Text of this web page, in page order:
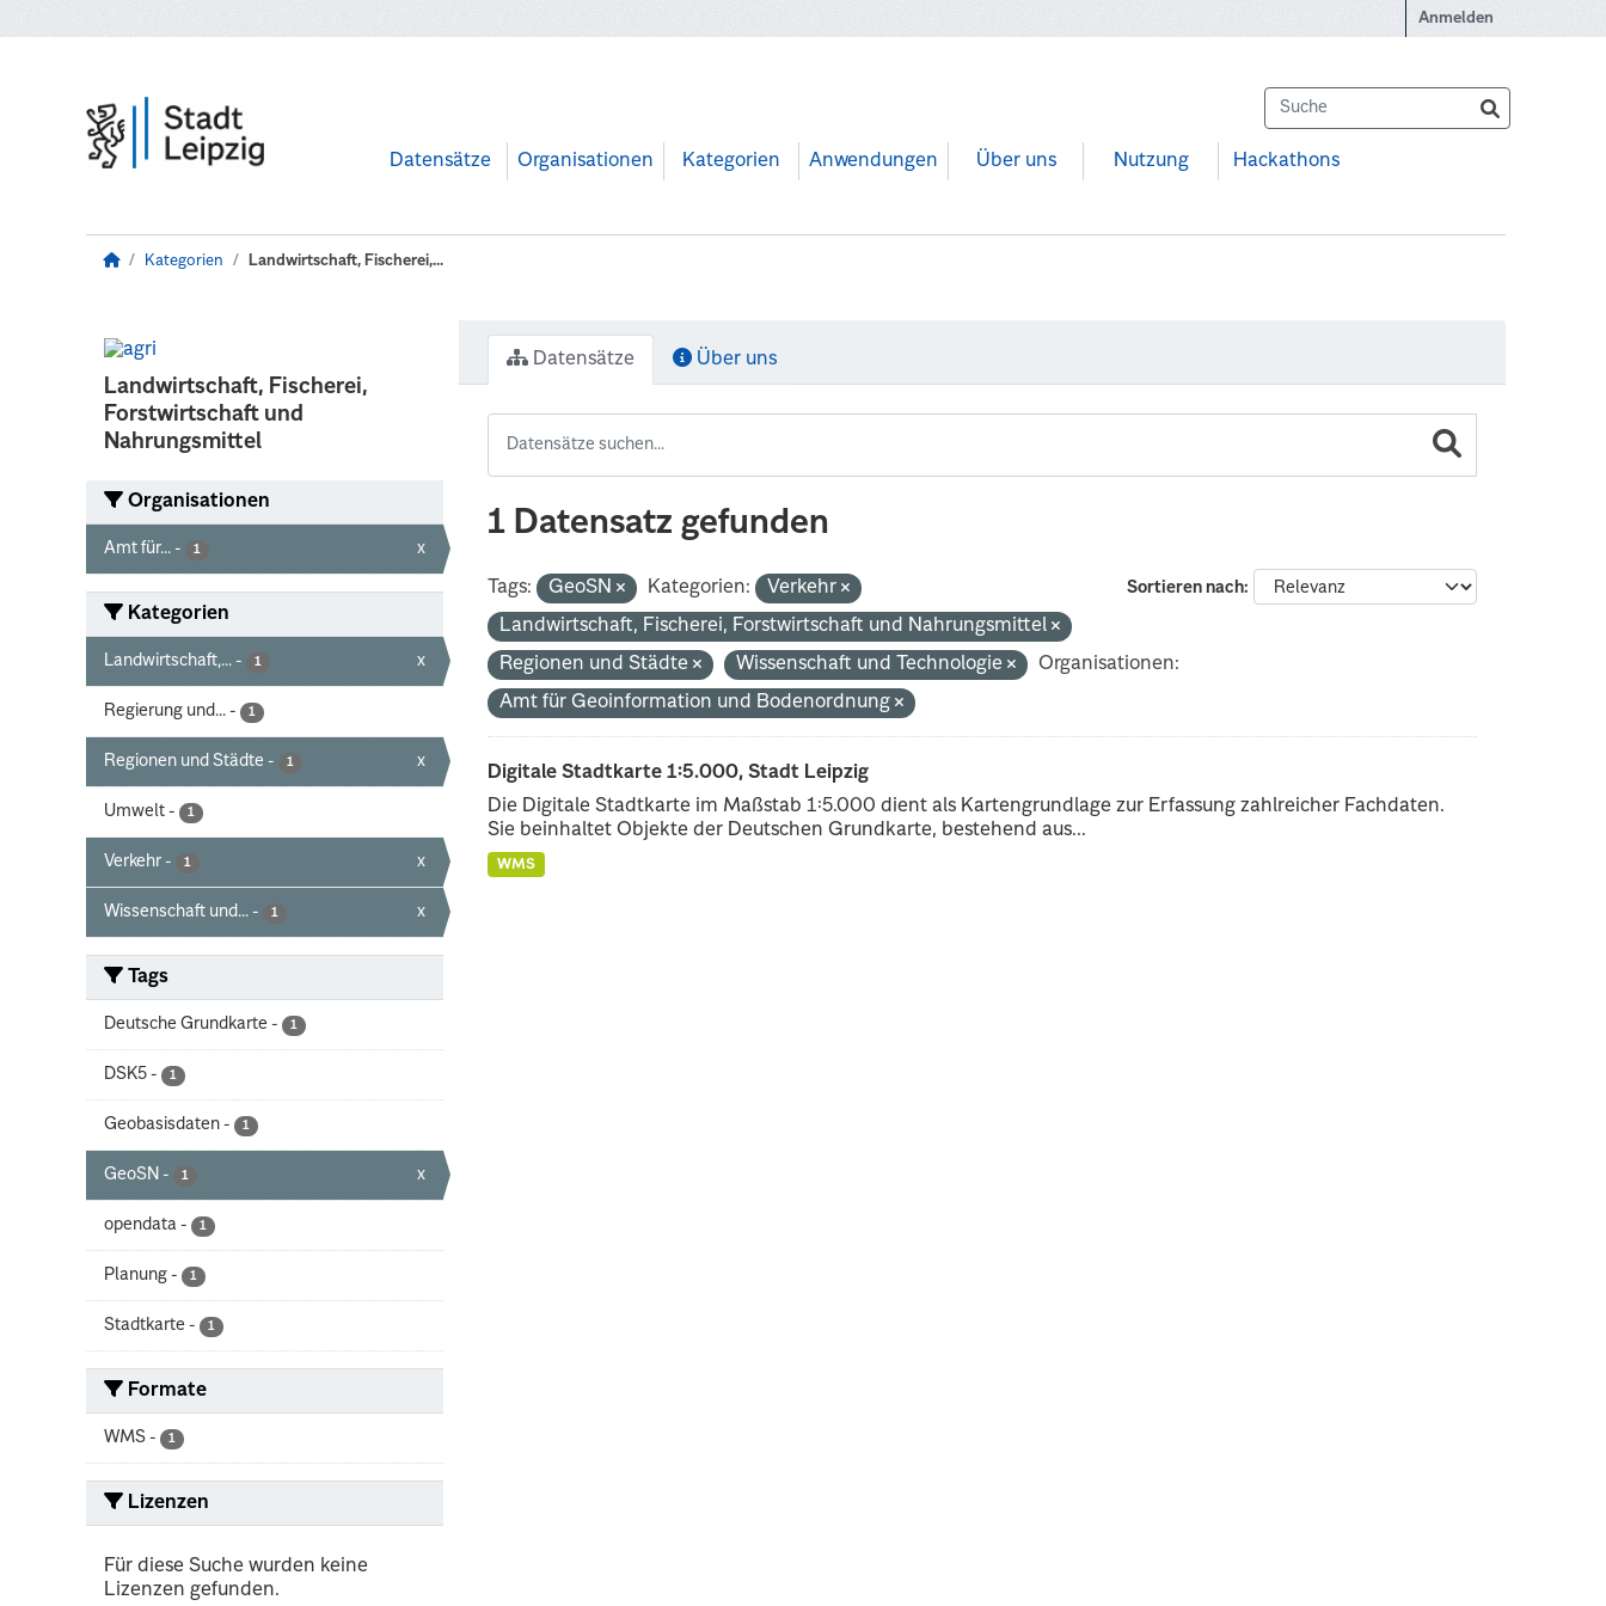
Anmelden
Datensätze Organisationen Kategorien Anwendungen Über uns Nutzung Hackathons
Kategorien Landwirtschaft, Fischerei,...
Landwirtschaft, Fischerei,
Forstwirtschaft und
Nahrungsmittel
Organisationen
Amt für... - 1 x
Kategorien
Landwirtschaft,... - 1 x
Regierung und... - 1
Regionen und Städte - 1 x
Umwelt - 1
Verkehr - 1 x
Wissenschaft und... - 1 x
Tags
Deutsche Grundkarte - 1
DSK5 - 1
Geobasisdaten - 1
GeoSN - 1 x
opendata - 1
Planung - 1
Stadtkarte - 1
Formate
WMS - 1
Lizenzen
Für diese Suche wurden keine
Lizenzen gefunden.
Datensätze Über uns
1 Datensatz gefunden
Sortieren nach
Tags: GeoSN Kategorien:
Verkehr
Landwirtschaft, Fischerei, Forstwirtschaft und Nahrungsmittel
Regionen und Städte
Wissenschaft und Technologie
Organisationen:
Amt für Geoinformation und Bodenordnung
Digitale Stadtkarte 1:5.000, Stadt Leipzig
Die Digitale Stadtkarte im Maßstab 1:5.000 dient als Kartengrundlage zur Erfassung zahlreicher Fachdaten.
Sie beinhaltet Objekte der Deutschen Grundkarte, bestehend aus...
WMS